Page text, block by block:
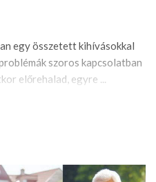
egy összetett kihívásokkal
szoros kapcsolatban
előrehalad, egyre ...